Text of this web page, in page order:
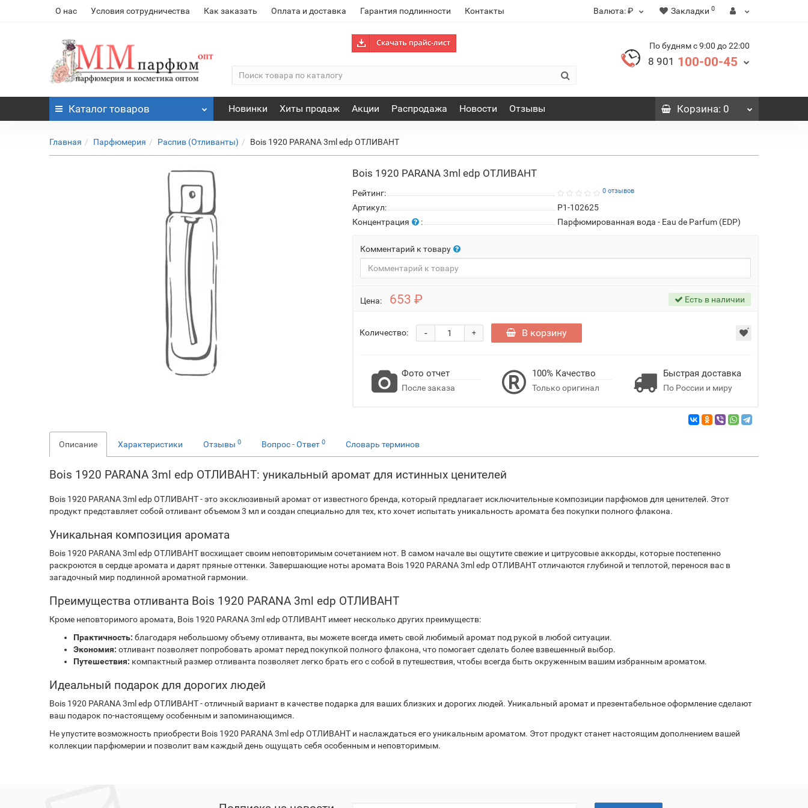
О нас Условия сотрудничества Как заказать Оплата и доставка Гарантия подлинности Контакты Валюта:₽ Закладки 0
По будням с 9:00 до 22:00
8 901 100-00-45
Каталог товаров Новинки Хиты продаж Акции Распродажа Новости Отзывы Корзина: 0
Главная Парфюмерия Распив (Отливанты) Bois 1920 PARANA 3ml edp ОТЛИВАНТ
Bois 1920 PARANA 3ml edp ОТЛИВАНТ
Рейтинг: 0 отзывов
Артикул:
P1-102625
Концентрация
: Парфюмированная вода - Eau de Parfum (EDP)
Комментарий к товару
Цена: 653 ₽ Есть в наличии
Количество: +
- В корзину
Фото отчет
После заказа
100% Качество
Только оригинал
Быстрая доставка
По России и миру
Описание Характеристики Отзывы0 Вопрос - Ответ0 Словарь терминов
Bois 1920 PARANA 3ml edp ОТЛИВАНТ: уникальный аромат для истинных ценителей
Bois 1920 PARANA 3ml edp ОТЛИВАНТ - это эксклюзивный аромат от известного бренда, который предлагает исключительные композиции парфюмов для ценителей. Этот
продукт представляет собой отливант объемом 3 мл и создан специально для тех, кто хочет испытать уникальность аромата без покупки полного флакона.
Уникальная композиция аромата
Bois 1920 PARANA 3ml edp ОТЛИВАНТ восхищает своим неповторимым сочетанием нот. В самом начале вы ощутите свежие и цитрусовые аккорды, которые постепенно
раскроются в сердце аромата и дарят пряные оттенки. Завершающие ноты аромата Bois 1920 PARANA 3ml edp ОТЛИВАНТ отличаются глубиной и теплотой, перенося вас в
загадочный мир подлинной ароматной гармонии.
Преимущества отливанта Bois 1920 PARANA 3ml edp ОТЛИВАНТ
Кроме неповторимого аромата, Bois 1920 PARANA 3ml edp ОТЛИВАНТ имеет несколько других преимуществ:
Практичность: благодаря небольшому объему отливанта, вы можете всегда иметь свой любимый аромат под рукой в любой ситуации.
Экономия: отливант позволяет попробовать аромат перед покупкой полного флакона, что помогает сделать более взвешенный выбор.
Путешествия: компактный размер отливанта позволяет легко брать его с собой в путешествия, чтобы всегда быть окруженным вашим избранным ароматом.
Идеальный подарок для дорогих людей
Bois 1920 PARANA 3ml edp ОТЛИВАНТ - отличный вариант в качестве подарка для ваших близких и дорогих людей. Уникальный аромат и презентабельное оформление сделают
ваш подарок по-настоящему особенным и запоминающимся.
Не упустите возможность приобрести Bois 1920 PARANA 3ml edp ОТЛИВАНТ и наслаждаться его уникальным ароматом. Этот продукт станет настоящим дополнением вашей
коллекции парфюмерии и позволит вам каждый день ощущать себя особенным и неповторимым.